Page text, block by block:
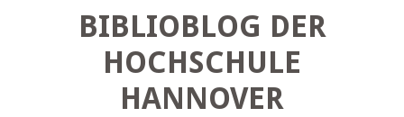
BIBLIOBLOG DER
HOCHSCHULE
HANNOVER